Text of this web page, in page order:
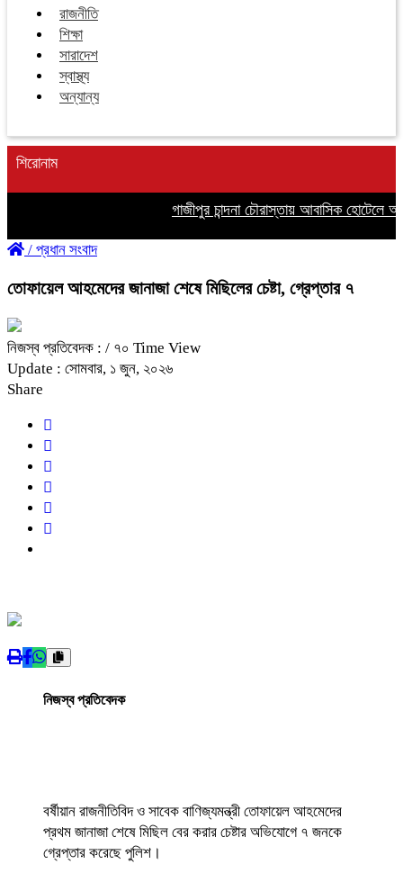
রাজনীতি
শিক্ষা
সারাদেশ
স্বাস্থ্য
অন্যান্য
শিরোনাম
গাজীপুর চান্দনা চৌরাস্তায় আবাসিক হোটেলে
/ প্রধান সংবাদ
তোফায়েল আহমেদের জানাজা শেষে মিছিলের চেষ্টা, গ্রেপ্তার ৭
নিজস্ব প্রতিবেদক : / ৭০ Time View
Update : সোমবার, ১ জুন, ২০২৬
Share
নিজস্ব প্রতিবেদক
বর্ষীয়ান রাজনীতিবিদ ও সাবেক বাণিজ্যমন্ত্রী তোফায়েল আহমেদের
প্রথম জানাজা শেষে মিছিল বের করার চেষ্টার অভিযোগে ৭ জনকে
গ্রেপ্তার করেছে পুলিশ।